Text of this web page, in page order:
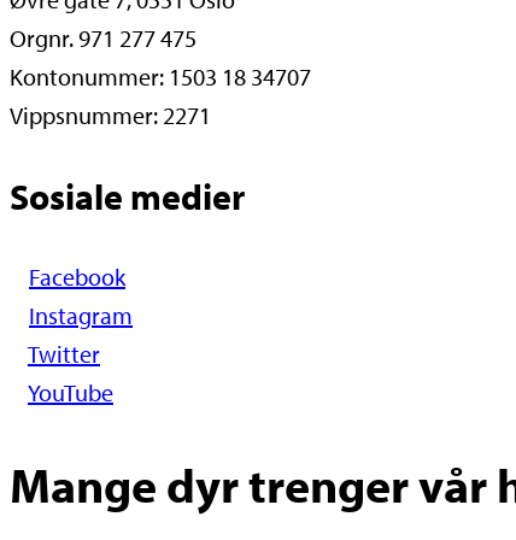
Orgnr. 971 277 475
Kontonummer: 1503 18 34707
Vippsnummer: 2271
Sosiale medier
Facebook
Instagram
Twitter
YouTube
Mange dyr trenger vår